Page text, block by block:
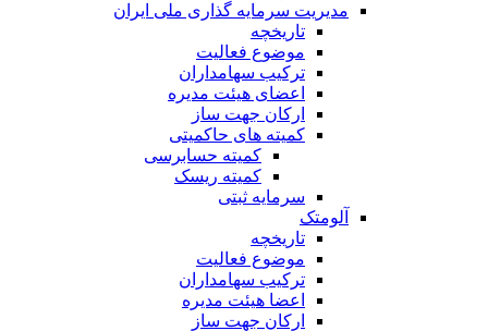
مدیریت سرمایه گذاری ملی ایران
تاریخچه
موضوع فعالیت
ترکیب سهامداران
اعضای هیئت مدیره
ارکان جهت ساز
کمیته های حاکمیتی
کمیته حسابرسی
کمیته ریسک
سرمایه ثبتی
آلومتک
تاریخچه
موضوع فعالیت
ترکیب سهامداران
اعضا هیئت مدیره
ارکان جهت ساز